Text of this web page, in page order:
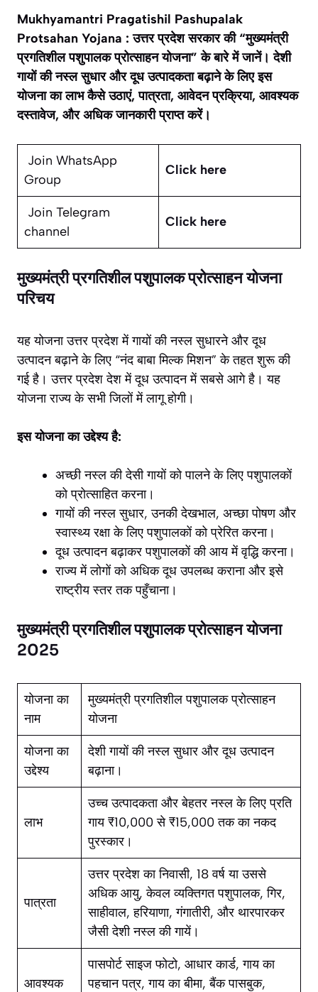
Mukhyamantri Pragatishil Pashupalak
Protsahan Yojana : उत्तर प्रदेश सरकार की “मुख्यमंत्री
प्रगतिशील पशुपालक प्रोत्साहन योजना” के बारे में जानें। देशी
गायों की नस्ल सुधार और दूध उत्पादकता बढ़ाने के लिए इस
योजना का लाभ कैसे उठाएं, पात्रता, आवेदन प्रक्रिया, आवश्यक
दस्तावेज, और अधिक जानकारी प्राप्त करें।
Join WhatsApp
Group
Click here
Join Telegram
channel
Click here
मुख्यमंत्री प्रगतिशील पशुपालक प्रोत्साहन योजना
परिचय
यह योजना उत्तर प्रदेश में गायों की नस्ल सुधारने और दूध
उत्पादन बढ़ाने के लिए “नंद बाबा मिल्क मिशन” के तहत शुरू की
गई है। उत्तर प्रदेश देश में दूध उत्पादन में सबसे आगे है। यह
योजना राज्य के सभी जिलों में लागू होगी।
इस योजना का उद्देश्य है:
अच्छी नस्ल की देसी गायों को पालने के लिए पशुपालकों
को प्रोत्साहित करना।
गायों की नस्ल सुधार, उनकी देखभाल, अच्छा पोषण और
स्वास्थ्य रक्षा के लिए पशुपालकों को प्रेरित करना।
दूध उत्पादन बढ़ाकर पशुपालकों की आय में वृद्धि करना।
राज्य में लोगों को अधिक दूध उपलब्ध कराना और इसे
राष्ट्रीय स्तर तक पहुँचाना।
मुख्यमंत्री प्रगतिशील पशुपालक प्रोत्साहन योजना
2025
योजना का
नाम
मुख्यमंत्री प्रगतिशील पशुपालक प्रोत्साहन
योजना
योजना का
उद्देश्य
देशी गायों की नस्ल सुधार और दूध उत्पादन
बढ़ाना।
लाभ
उच्च उत्पादकता और बेहतर नस्ल के लिए प्रति
गाय ₹10,000 से ₹15,000 तक का नकद
पुरस्कार।
पात्रता
उत्तर प्रदेश का निवासी, 18 वर्ष या उससे
अधिक आयु, केवल व्यक्तिगत पशुपालक, गिर,
साहीवाल, हरियाणा, गंगातीरी, और थारपारकर
जैसी देशी नस्ल की गायें।
आवश्यक
पासपोर्ट साइज फोटो, आधार कार्ड, गाय का
पहचान पत्र, गाय का बीमा, बैंक पासबुक,